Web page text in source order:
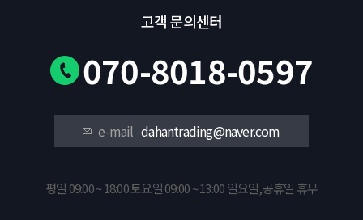
고객 문의센터
070-8018-0597
e-maildahantrading@naver.com
평일 09:00 ~ 18:00 토요일 09:00 ~ 13:00 일요일,공휴일 휴무